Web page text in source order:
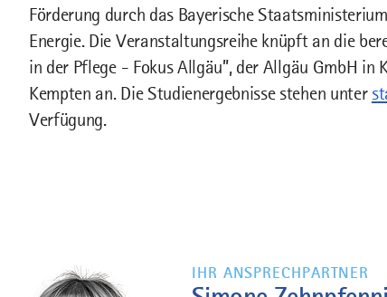
Förderung durch das Bayerische
Energie. Die Veranstaltungsreihe knüpft an die
in der Pflege - Fokus Allgäu”, der Allgäu GmbH in
Kempten an. Die Studienergebnisse stehen unter
Verfügung.
IHR ANSPRECHPARTNER